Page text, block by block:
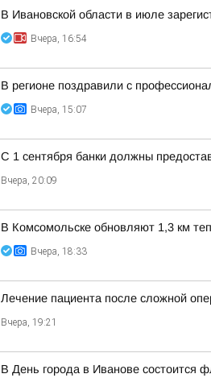
В Ивановской области в июле
Вчера, 16:54
В регионе поздравили с
Вчера, 15:07
С 1 сентября банки должны
Вчера, 20:09
В Комсомольске обновляют 1,3 км
Вчера, 18:33
Лечение пациента после сложной
Вчера, 19:21
В День города в Иванове состоится